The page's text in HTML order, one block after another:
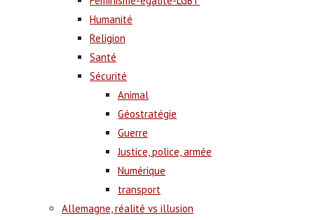
Humanité
Religion
Santé
Sécurité
Animal
Géostratégie
Guerre
Justice, police, armée
Numérique
transport
Allemagne, réalité vs illusion